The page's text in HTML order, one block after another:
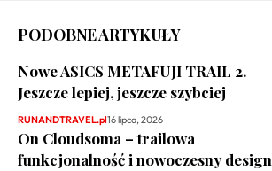
PODOBNE ARTYKUŁY
Nowe ASICS METAFUJI TRAIL 2.
Jeszcze lepiej, jeszcze szybciej
RUNANDTRAVEL.pl16 lipca, 2026
On Cloudsoma – trailowa
funkcjonalność i nowoczesny design